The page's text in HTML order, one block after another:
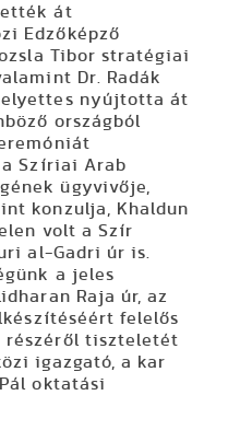
át
Edzőképző
Tibor stratégiai
Dr. Radák
nyújtotta át
országból
Szíriai Arab
ügyvivője,
konzulja, Khaldun
volt a Szír
al-Gadri úr is.
a jeles
Raja úr, az
felelős
részéről tiszteletét
igazgató, a kar
oktatási